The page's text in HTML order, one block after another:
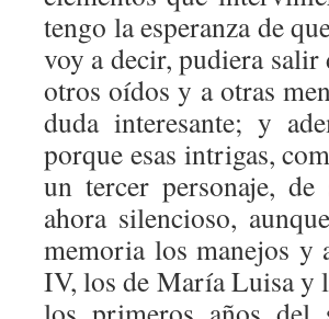
tengo la esperanza de
voy a decir, pudiera salir
otros oídos y a otras
duda interesante; y
porque esas intrigas,
un tercer personaje,
ahora silencioso,
memoria los manejos y
IV, los de María Luisa y